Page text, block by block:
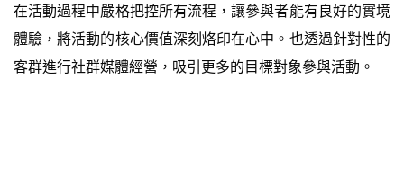
在活動過程中嚴格把控所有流程，讓參與者能有良好的實境
體驗，將活動的核心價值深刻烙印在心中。也透過針對性的
客群進行社群媒體經營，吸引更多的目標對象參與活動。